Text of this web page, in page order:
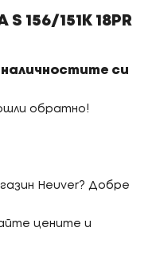
S 156/151K 18PR
си
обратно!
Heuver? Добре
цените и